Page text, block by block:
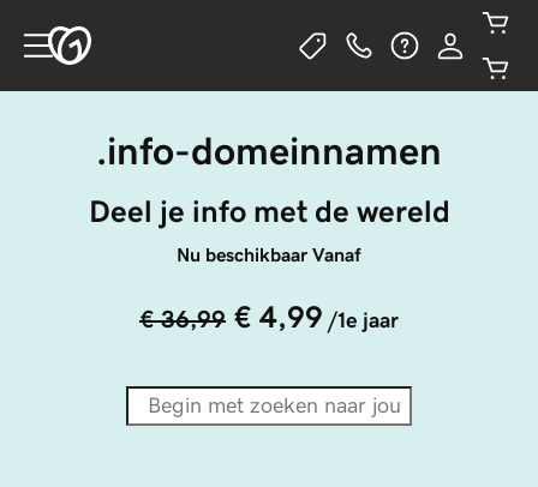
.info-domeinnamen
Deel je info met de wereld
Nu beschikbaar Vanaf
€ 36,99 € 4,99 /1e jaar